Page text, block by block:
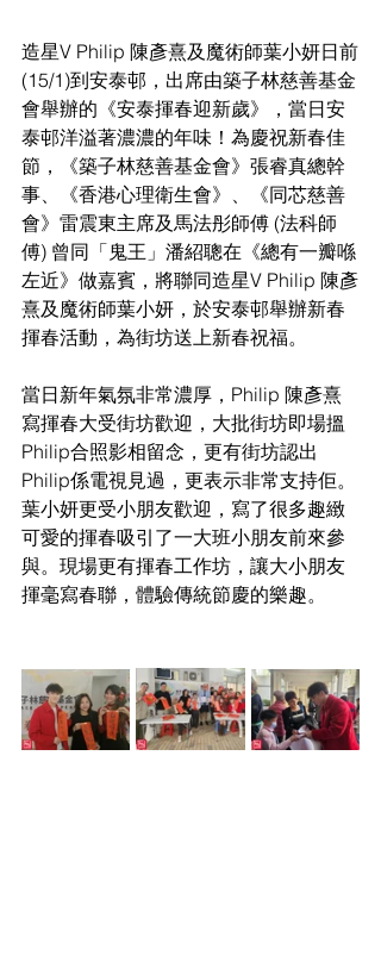
造星V Philip 陳彥熹及魔術師葉小妍日前
(15/1)到安泰邨，出席由築子林慈善基金
會舉辦的《安泰揮春迎新歲》，當日安
泰邨洋溢著濃濃的年味！為慶祝新春佳
節，《築子林慈善基金會》張睿真總幹
事、《香港心理衛生會》、《同芯慈善
會》雷震東主席及馬法彤師傅 (法科師
傅) 曾同「鬼王」潘紹聰在《總有一瓣喺
左近》做嘉賓，將聯同造星V Philip 陳彥
熹及魔術師葉小妍，於安泰邨舉辦新春
揮春活動，為街坊送上新春祝福。
當日新年氣氛非常濃厚，Philip 陳彥熹
寫揮春大受街坊歡迎，大批街坊即場搵
Philip合照影相留念，更有街坊認出
Philip係電視見過，更表示非常支持佢。
葉小妍更受小朋友歡迎，寫了很多趣緻
可愛的揮春吸引了一大班小朋友前來參
與。現場更有揮春工作坊，讓大小朋友
揮毫寫春聯，體驗傳統節慶的樂趣。